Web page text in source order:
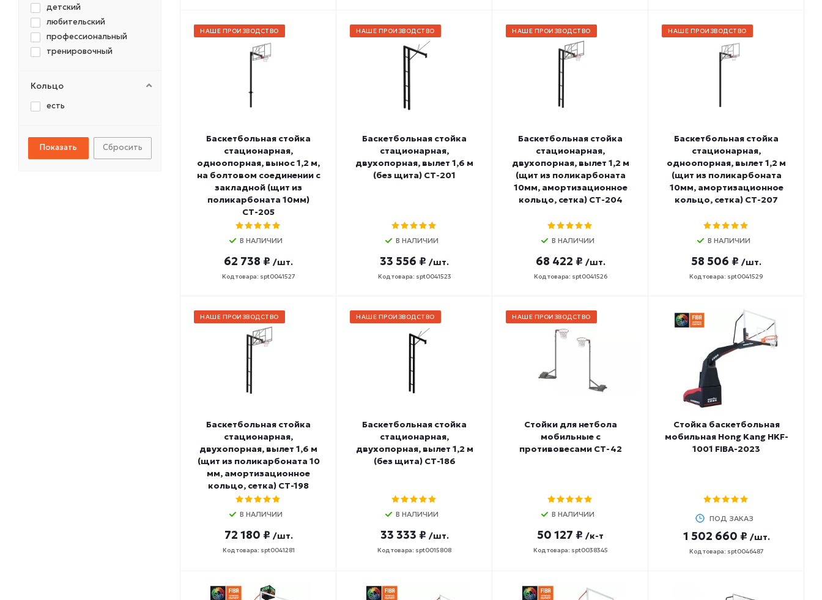
НАШЕ ПРОИЗВОДСТВО
Баскетбольная стойка
стационарная,
одноопорная, вынос 1,2 м,
на болтовом соединении с
закладной (щит из
поликарбоната 10мм)
СТ-205
В НАЛИЧИИ
62 738 ₽ /шт.
Код товара: spt0041527
НАШЕ ПРОИЗВОДСТВО
Баскетбольная стойка
стационарная,
двухопорная, вылет 1,6 м
(без щита) СТ-201
В НАЛИЧИИ
33 556 ₽ /шт.
Код товара: spt0041523
НАШЕ ПРОИЗВОДСТВО
Баскетбольная стойка
стационарная,
двухопорная, вылет 1,2 м
(щит из поликарбоната
10мм, амортизационное
кольцо, сетка) СТ-204
В НАЛИЧИИ
68 422 ₽ /шт.
Код товара: spt0041526
НАШЕ ПРОИЗВОДСТВО
Баскетбольная стойка
стационарная,
одноопорная, вылет 1,2 м
(щит из поликарбоната
10мм, амортизационное
кольцо, сетка) СТ-207
В НАЛИЧИИ
58 506 ₽ /шт.
Код товара: spt0041529
НАШЕ ПРОИЗВОДСТВО
Баскетбольная стойка
стационарная,
двухопорная, вылет 1,6 м
(щит из поликарбоната 10
мм, амортизационное
кольцо, сетка) СТ-198
В НАЛИЧИИ
72 180 ₽ /шт.
Код товара: spt0041281
НАШЕ ПРОИЗВОДСТВО
Баскетбольная стойка
стационарная,
двухопорная, вылет 1,2 м
(без щита) СТ-186
В НАЛИЧИИ
33 333 ₽ /шт.
Код товара: spt0015808
НАШЕ ПРОИЗВОДСТВО
Стойки для нетбола
мобильные с
противовесами СТ-42
В НАЛИЧИИ
50 127 ₽ /к-т
Код товара: spt0038345
Стойка баскетбольная
мобильная Hong Kang HKF-
1001 FIBA-2023
ПОД ЗАКАЗ
1 502 660 ₽ /шт.
Код товара: spt0046487
детский
любительский
профессиональный
тренировочный
Кольцо
есть
Сбросить